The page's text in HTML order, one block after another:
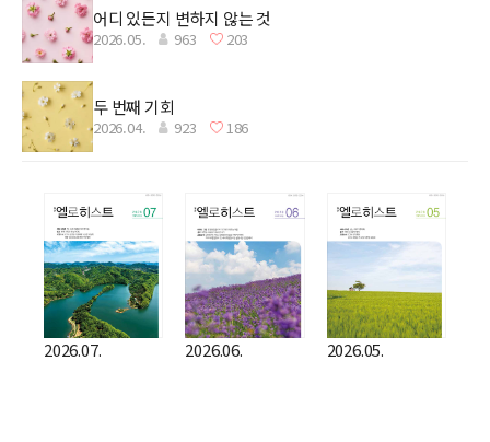
어디 있든지 변하지 않는 것
2026.05. 963 203
두 번째 기회
2026.04. 923 186
2026.07. 2026.06. 2026.05.